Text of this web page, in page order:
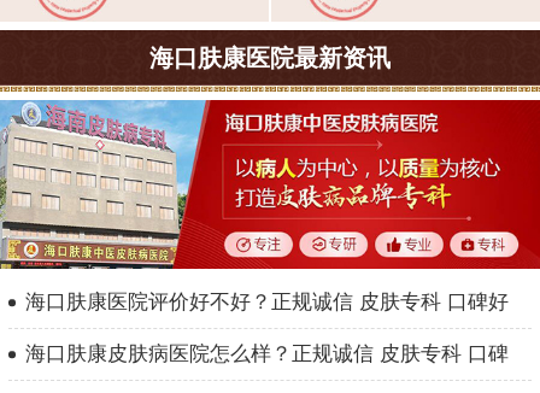
海口肤康医院最新资讯
海口肤康医院评价好不好？正规诚信 皮肤专科 口碑好
海口肤康皮肤病医院怎么样？正规诚信 皮肤专科 口碑